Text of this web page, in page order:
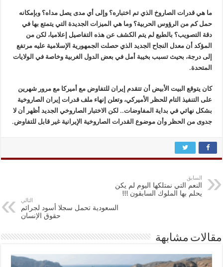
ما هي قدرات الصاروخ الذي تم اختباره؟ وإلى أي مدى يصل مداه؟ وبإمكانه
حمل كم من الرؤوس الحربية؟ وما هي الميزات الجديدة التي يتمتع بها في
دقة التصويب؟ بالطبع لم يتم الكشف عن هذه التفاصيل إعلاميا، لكن من
المؤكد أن معدل النجاح الجديد الذي حصلت الجمهورية الإسلامية عليه مرتفع
إلى درجة، بحيث تسبب بخيبة أمل في بعض الدول الغربية وخاصة في الولايات
المتحدة.
كان يتوقع البيت الأبيض أن تتقدم إيران للتفاوض مع أميركا مع مرور شهرين
على التنفيذ التام للحظر الأميركي، وتعلن إنهاء ملف قدرات إيران الصاروخية
بشكل نهائي في بداية المفاوضات.. لكن الاختبار الصاروخي الجديد أظهر أن لا
جدوى من الحظر وأن موضوع القدرات الصاروخية الإيرانية غير قابل للتفاوض.
السابق
النعم التي نمتلكها اليوم لم يكن
يحلم بها الملوك السابقون !!!
التالي
السعودية تحمل سجلا أسود لجرائم
حقوق الإنسان
مقالات مشابهة